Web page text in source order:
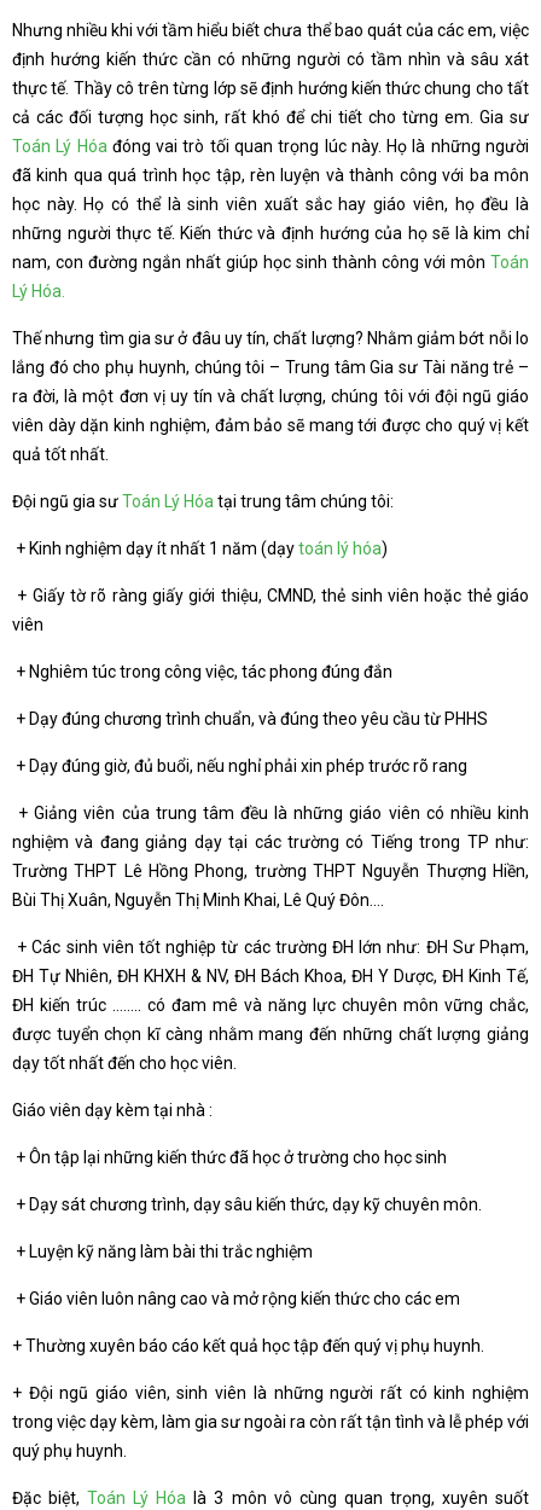
Nhưng nhiều khi với tầm hiểu biết chưa thể bao quát của các em, việc
định hướng kiến thức cần có những người có tầm nhìn và sâu xát
thực tế. Thầy cô trên từng lớp sẽ định hướng kiến thức chung cho tất
cả các đối tượng học sinh, rất khó để chi tiết cho từng em. Gia sư
Toán Lý Hóa đóng vai trò tối quan trọng lúc này. Họ là những người
đã kinh qua quá trình học tập, rèn luyện và thành công với ba môn
học này. Họ có thể là sinh viên xuất sắc hay giáo viên, họ đều là
những người thực tế. Kiến thức và định hướng của họ sẽ là kim chỉ
nam, con đường ngắn nhất giúp học sinh thành công với môn Toán
Lý Hóa.
Thế nhưng tìm gia sư ở đâu uy tín, chất lượng? Nhằm giảm bớt nỗi lo
lắng đó cho phụ huynh, chúng tôi – Trung tâm Gia sư Tài năng trẻ –
ra đời, là một đơn vị uy tín và chất lượng, chúng tôi với đội ngũ giáo
viên dày dặn kinh nghiệm, đảm bảo sẽ mang tới được cho quý vị kết
quả tốt nhất.
Đội ngũ gia sưToán Lý Hóatại trung tâm chúng tôi:
+ Kinh nghiệm dạy ít nhất 1 năm (dạytoán lý hóa)
+ Giấy tờ rõ ràng giấy giới thiệu, CMND, thẻ sinh viên hoặc thẻ giáo
viên
+ Nghiêm túc trong công việc, tác phong đúng đắn
+ Dạy đúng chương trình chuẩn, và đúng theo yêu cầu từ PHHS
+ Dạy đúng giờ, đủ buổi, nếu nghỉ phải xin phép trước rõ rang
+ Giảng viên của trung tâm đều là những giáo viên có nhiều kinh
nghiệm và đang giảng dạy tại các trường có Tiếng trong TP như:
Trường THPT Lê Hồng Phong, trường THPT Nguyễn Thượng Hiền,
Bùi Thị Xuân, Nguyễn Thị Minh Khai, Lê Quý Đôn….
+ Các sinh viên tốt nghiệp từ các trường ĐH lớn như: ĐH Sư Phạm,
ĐH Tự Nhiên, ĐH KHXH & NV, ĐH Bách Khoa, ĐH Y Dược, ĐH Kinh Tế,
ĐH kiến trúc …….. có đam mê và năng lực chuyên môn vững chắc,
được tuyển chọn kĩ càng nhằm mang đến những chất lượng giảng
dạy tốt nhất đến cho học viên.
Giáo viên dạy kèm tại nhà :
+ Ôn tập lại những kiến thức đã học ở trường cho học sinh
+ Dạy sát chương trình, dạy sâu kiến thức, dạy kỹ chuyên môn.
+ Luyện kỹ năng làm bài thi trắc nghiệm
+ Giáo viên luôn nâng cao và mở rộng kiến thức cho các em
+ Thường xuyên báo cáo kết quả học tập đến quý vị phụ huynh.
+ Đội ngũ giáo viên, sinh viên là những người rất có kinh nghiệm
trong việc dạy kèm, làm gia sư ngoài ra còn rất tận tình và lễ phép với
quý phụ huynh.
Đặc biệt,Toán Lý Hóa là 3 môn vô cùng quan trọng, xuyên suốt